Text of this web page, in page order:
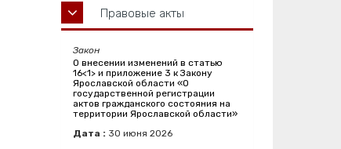
Правовые акты
Закон
О внесении изменений в статью
16<1> и приложение 3 к Закону
Ярославской области «О
государственной регистрации
актов гражданского состояния на
территории Ярославской области»
Дата : 30 июня 2026